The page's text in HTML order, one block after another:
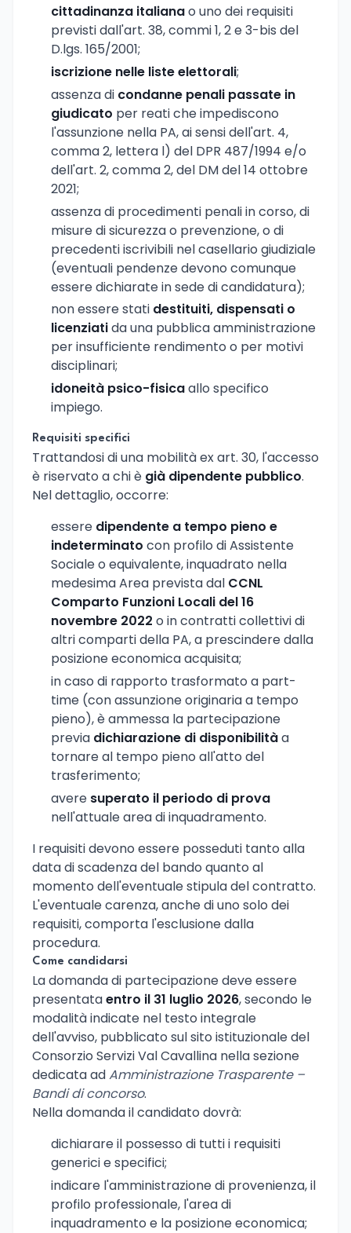
cittadinanza italianao uno dei requisiti
previsti dall'art. 38, commi 1, 2 e 3-bis del
D.lgs. 165/2001;
iscrizione nelle liste elettorali;
assenza di condanne penali passate in
giudicato per reati che impediscono
l'assunzione nella PA, ai sensi dell'art. 4,
comma 2, lettera l) del DPR 487/1994 e/o
dell'art. 2, comma 2, del DM del 14 ottobre
2021;
assenza di procedimenti penali in corso, di
misure di sicurezza o prevenzione, o di
precedenti iscrivibili nel casellario giudiziale
(eventuali pendenze devono comunque
essere dichiarate in sede di candidatura);
non essere stati destituiti, dispensati o
licenziatida una pubblica amministrazione
per insufficiente rendimento o per motivi
disciplinari;
idoneità psico-fisicaallo specifico
impiego.
Requisiti specifici
Trattandosi di una mobilità ex art. 30, l'accesso
è riservato a chi è già dipendente pubblico.
Nel dettaglio, occorre:
essere dipendente a tempo pieno e
indeterminato con profilo di Assistente
Sociale o equivalente, inquadrato nella
medesima Area prevista dal CCNL
Comparto Funzioni Locali del 16
novembre 2022 o in contratti collettivi di
altri comparti della PA, a prescindere dalla
posizione economica acquisita;
in caso di rapporto trasformato a part-
time (con assunzione originaria a tempo
pieno), è ammessa la partecipazione
previa dichiarazione di disponibilitàa
tornare al tempo pieno all'atto del
trasferimento;
avere superato il periodo di prova
nell'attuale area di inquadramento.
I requisiti devono essere posseduti tanto alla
data di scadenza del bando quanto al
momento dell'eventuale stipula del contratto.
L'eventuale carenza, anche di uno solo dei
requisiti, comporta l'esclusione dalla
procedura.
Come candidarsi
La domanda di partecipazione deve essere
presentataentro il 31 luglio 2026, secondo le
modalità indicate nel testo integrale
dell'avviso, pubblicato sul sito istituzionale del
Consorzio Servizi Val Cavallina nella sezione
dedicata adAmministrazione Trasparente –
Bandi di concorso.
Nella domanda il candidato dovrà:
dichiarare il possesso di tutti i requisiti
generici e specifici;
indicare l'amministrazione di provenienza, il
profilo professionale, l'area di
inquadramento e la posizione economica;